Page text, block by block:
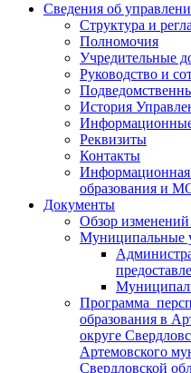
Сведения об
Структура и
Полномочия
Учредительные
Руководство и
История
Реквизиты
Контакты
Информационная
образования и
Документы
Обзор изменений
Муниципальные
Программа
образования в
округе
Артемовского
Свердловской